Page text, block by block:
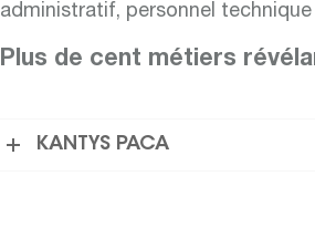
administratif, personnel
Plus de cent métiers
KANTYS PACA